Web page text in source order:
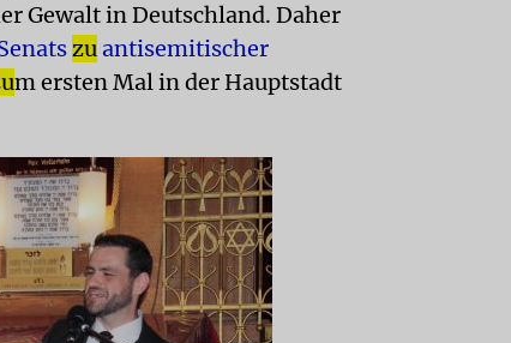
Gewalt in Deutschland. Daher
zuantisemitischer
m ersten Mal in der Hauptstadt